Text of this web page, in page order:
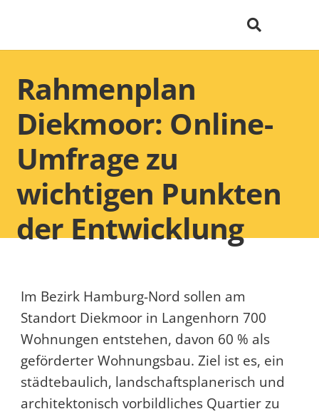
Rahmenplan
Diekmoor: Online-
Umfrage zu
wichtigen Punkten
der Entwicklung
Im Bezirk Hamburg-Nord sollen am
Standort Diekmoor in Langenhorn 700
Wohnungen entstehen, davon 60 % als
geförderter Wohnungsbau. Ziel ist es, ein
städtebaulich, landschaftsplanerisch und
architektonisch vorbildliches Quartier zu